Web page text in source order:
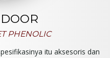
PHENOLIC
itu aksesoris dan